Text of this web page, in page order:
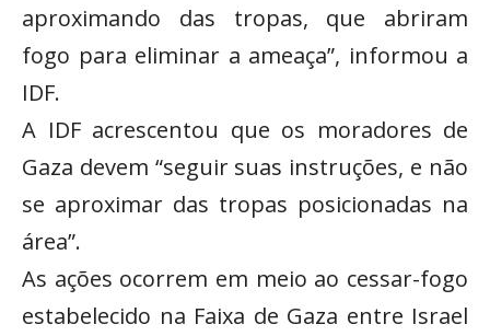
aproximando das tropas, que abriram
fogo para eliminar a ameaça”, informou a
IDF.
A IDF acrescentou que os moradores de
Gaza devem “seguir suas instruções, e não
se aproximar das tropas posicionadas na
área”.
As ações ocorrem em meio ao cessar-fogo
estabelecido na Faixa de Gaza entre Israel